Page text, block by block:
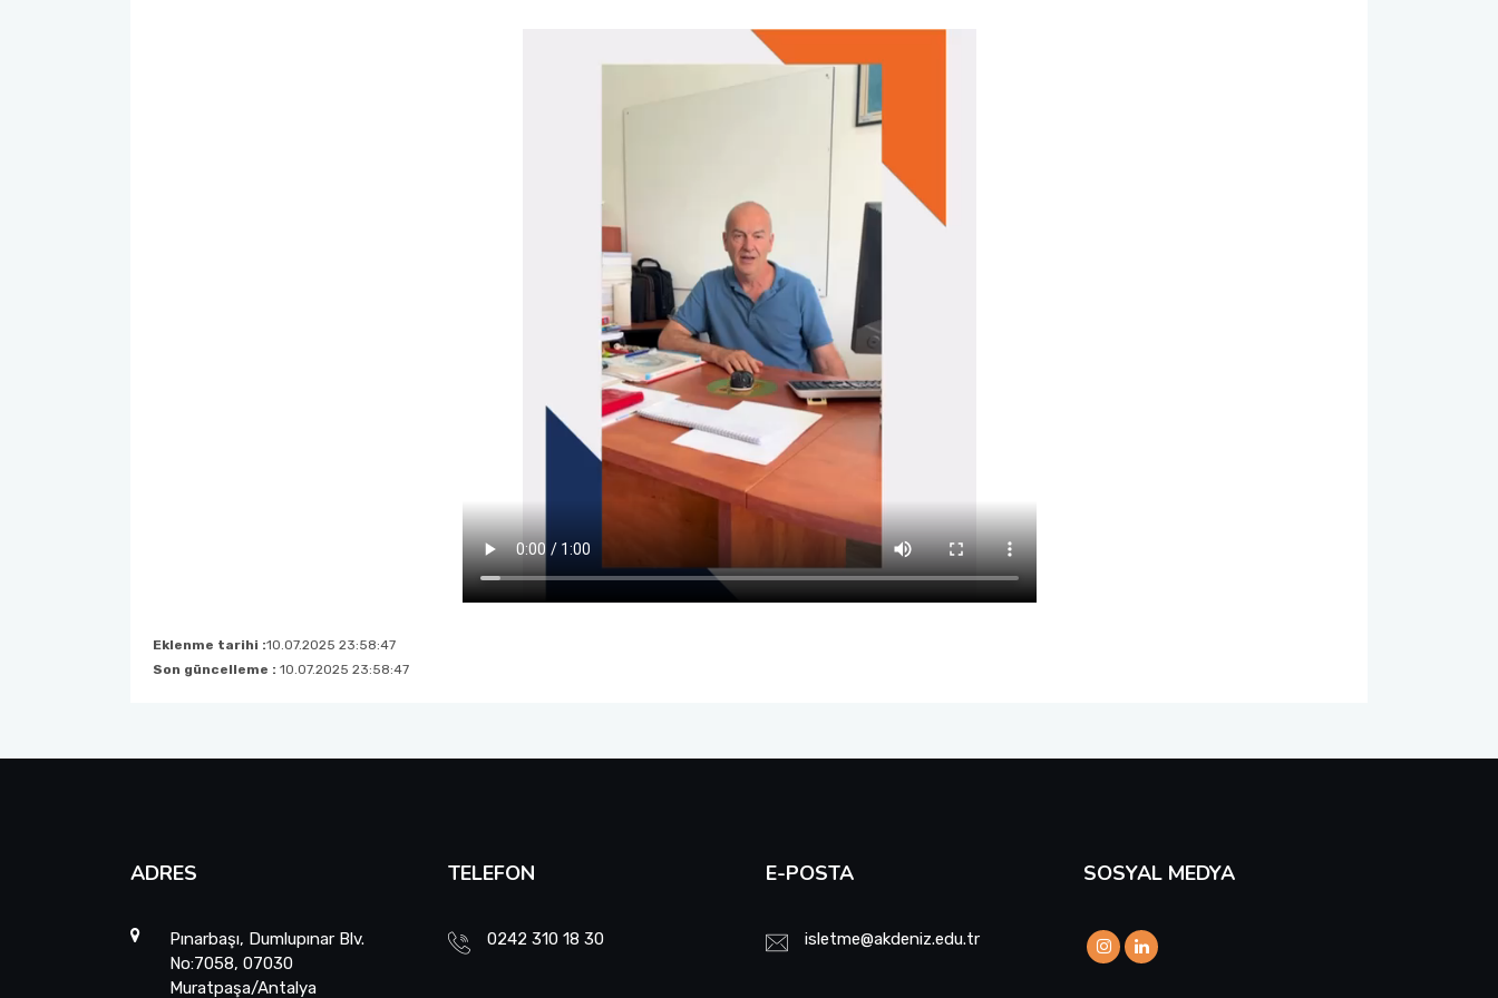
Eklenme tarihi :10.07.2025 23:58:47
Son güncelleme : 10.07.2025 23:58:47
ADRES
Pınarbaşı, Dumlupınar Blv.
No:7058, 07030
Muratpaşa/Antalya
TELEFON
0242 310 18 30
E-POSTA
isletme@akdeniz.edu.tr
SOSYAL MEDYA